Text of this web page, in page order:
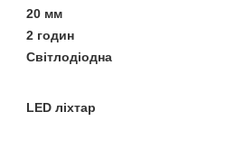
20 мм
2 годин
Світлодіодна
LED ліхтар